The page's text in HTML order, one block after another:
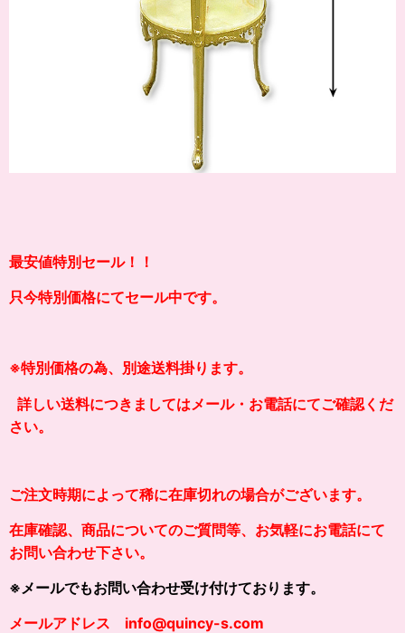
最安値特別セール！！
只今特別価格にてセール中です。
※特別価格の為、別途送料掛り ます。
詳しい送料につきましてはメール・お電話にてご確認くだ
さい。
ご注文時期によって稀に在庫切れの場合がございます。
在庫確認、商品についてのご質問等、お気軽にお電話にて
お問い合わせ下さい。
※メールでもお問い合わせ受け付けております。
メールアドレス info@quincy-s.com